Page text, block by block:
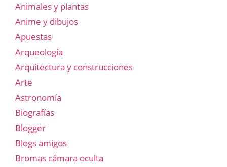
Animales y plantas
Anime y dibujos
Apuestas
Arqueología
Arquitectura y construcciones
Arte
Astronomía
Biografías
Blogger
Blogs amigos
Bromas cámara oculta